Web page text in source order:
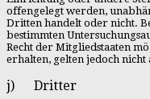
offengelegt werden,
Dritten handelt oder nicht.
bestimmten
Recht der Mitgliedstaaten
erhalten, gelten jedoch nicht
j) Dritter